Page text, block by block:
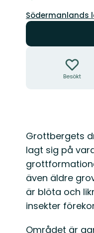
Län:
Södermanlands
Besökt
Beskrivning
Grottbergets
lagt sig på
även äldre
är blöta och
insekter
Området är